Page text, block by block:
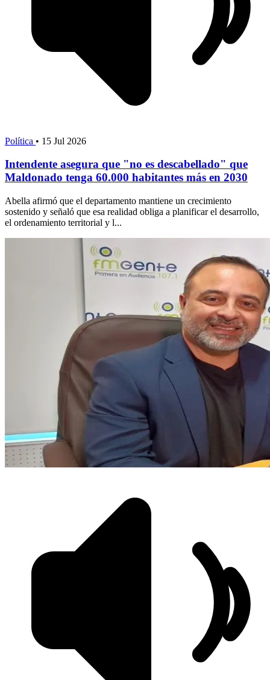
Política • 15 Jul 2026
Intendente asegura que "no es descabellado" que
Maldonado tenga 60.000 habitantes más en 2030
Abella afirmó que el departamento mantiene un crecimiento
sostenido y señaló que esa realidad obliga a planificar el desarrollo,
el ordenamiento territorial y l...